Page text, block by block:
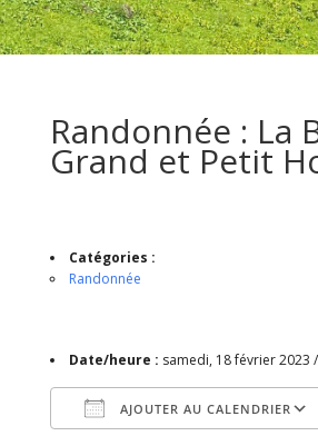
Randonnée : La
Grand et Petit
Catégories :
Randonnée
Date/heure : samedi, 18 février 2023 /
AJOUTER AU CALENDRIER